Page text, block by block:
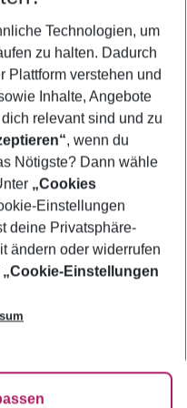
Technologien, um
zu halten. Dadurch
Plattform verstehen und
Inhalte, Angebote
relevant sind und zu
, wenn du
Nötigste? Dann wähle
„Cookies
Einstellungen
deine Privatsphäre-
ändern oder widerrufen
„Cookie-Einstellungen